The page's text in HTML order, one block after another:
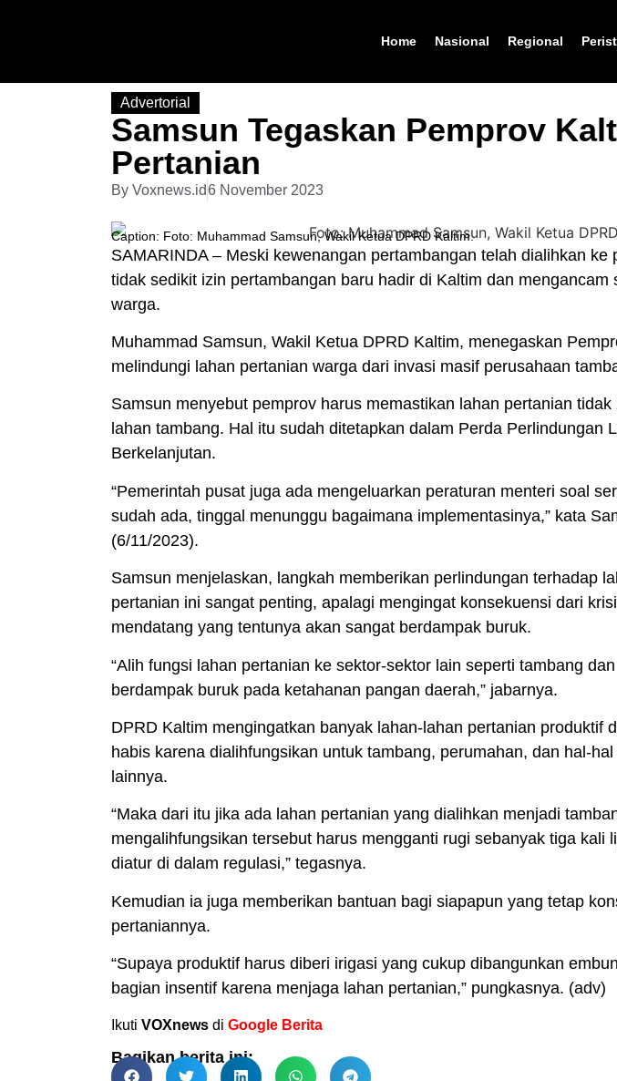
Home Nasional Regional
Advertorial
Samsun Tegaskan Pemprov
Pertanian
By Voxnews.id6 November 2023
Caption: Foto: Muhammad Samsun, Wakil Ketua DPRD Kaltim.
SAMARINDA – Meski kewenangan pertambangan telah dialihkan ke
tidak sedikit izin pertambangan baru hadir di Kaltim dan mengancam
warga.
Muhammad Samsun, Wakil Ketua DPRD Kaltim, menegaskan
melindungi lahan pertanian warga dari invasi masif perusahaan
Samsun menyebut pemprov harus memastikan lahan pertanian
lahan tambang. Hal itu sudah ditetapkan dalam Perda Perlindungan
Berkelanjutan.
“Pemerintah pusat juga ada mengeluarkan peraturan menteri soal
sudah ada, tinggal menunggu bagaimana implementasinya,” kata
(6/11/2023).
Samsun menjelaskan, langkah memberikan perlindungan terhadap
pertanian ini sangat penting, apalagi mengingat konsekuensi dari
mendatang yang tentunya akan sangat berdampak buruk.
“Alih fungsi lahan pertanian ke sektor-sektor lain seperti tambang
berdampak buruk pada ketahanan pangan daerah,” jabarnya.
DPRD Kaltim mengingatkan banyak lahan-lahan pertanian produktif
habis karena dialihfungsikan untuk tambang, perumahan, dan hal-
lainnya.
“Maka dari itu jika ada lahan pertanian yang dialihkan menjadi
mengalihfungsikan tersebut harus mengganti rugi sebanyak tiga kali
diatur di dalam regulasi,” tegasnya.
Kemudian ia juga memberikan bantuan bagi siapapun yang tetap
pertaniannya.
“Supaya produktif harus diberi irigasi yang cukup dibangunkan
bagian insentif karena menjaga lahan pertanian,” pungkasnya. (adv)
Ikuti VOXnews di Google Berita
Bagikan berita ini: